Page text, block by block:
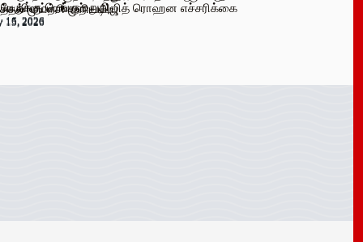
டெங்கு உறுதி
16, 2026
விளம்பரங்கள் – அஜித் ரொஹன எச்சரிக்கை
15, 2026
முயற்சி முறியடிப்பு
15, 2026